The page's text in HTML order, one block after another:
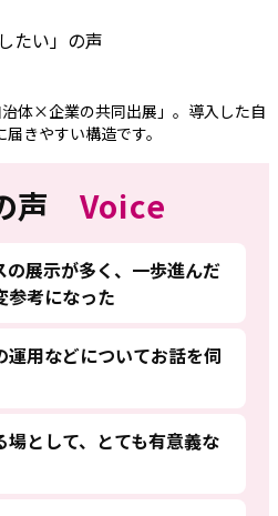
たい」の声
体×企業の共同出展」。導入した自
きやすい構造です。
声 Voice
展示が多く、一歩進んだ
参考になった
運用などについてお話を伺
として、とても有意義な